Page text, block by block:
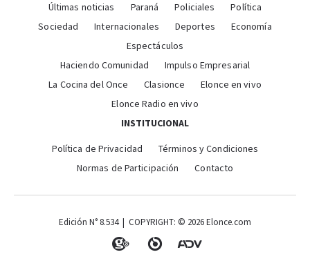
Últimas noticias Paraná Policiales
Política
Sociedad
Internacionales Deportes
Economía
Espectáculos
Haciendo Comunidad
Impulso Empresarial
La Cocina del Once
Clasionce
Elonce en vivo
Elonce Radio en vivo
INSTITUCIONAL
Política de Privacidad
Términos y Condiciones
Normas de Participación
Contacto
Edición N° 8.534 | COPYRIGHT: © 2026 Elonce.com